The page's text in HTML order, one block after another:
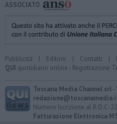
ASSOCIATO
Pubblicità | Editore | Contatti |
QUI quotidiano online - Registrazione
Toscana Media Channel srl-
Numero Iscrizione al R.O.C:
Fatturazione Elettronica